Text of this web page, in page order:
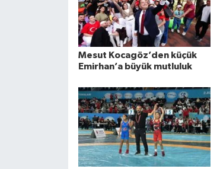
Mesut Kocagöz’den küçük
Emirhan’a büyük mutluluk